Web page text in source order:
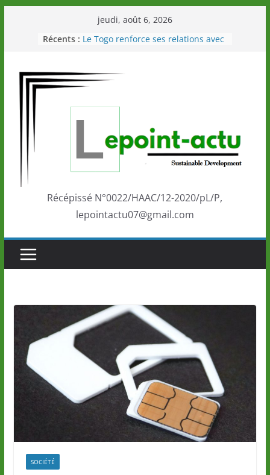
jeudi, août 6, 2026
Récents : Le Togo renforce ses relations avec
Éléphants en Côte d’Ivoire
LOTO DETENTE”, un nouveau tirage
marque de confiance au Togo sur
la scène internationale au-delà des
performances de ses athlètes
Togo: Que retenir de la politique
éducation et de l’ambition de
Récépissé N°0022/HAAC/12-2020/pL/P,
lepointactu07@gmail.com
SOCIÉTÉ